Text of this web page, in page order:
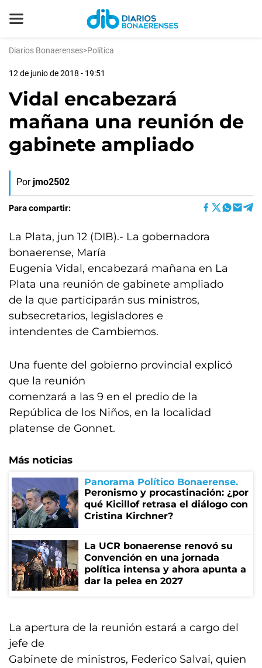
Diarios Bonaerenses>Política
12 de junio de 2018 - 19:51
Vidal encabezará
mañana una reunión de
gabinete ampliado
Por jmo2502
Para compartir:
La Plata, jun 12 (DIB).- La gobernadora
bonaerense, María
Eugenia Vidal, encabezará mañana en La
Plata una reunión de gabinete ampliado
de la que participarán sus ministros,
subsecretarios, legisladores e
intendentes de Cambiemos.
Una fuente del gobierno provincial explicó
que la reunión
comenzará a las 9 en el predio de la
República de los Niños, en la localidad
platense de Gonnet.
Más noticias
Panorama Político Bonaerense
Peronismo y procastinación: ¿por
qué Kicillof retrasa el diálogo con
Cristina Kirchner?
La UCR bonaerense renovó su
Convención en una jornada
política intensa y ahora apunta a
dar la pelea en 2027
La apertura de la reunión estará a cargo del
jefe de
Gabinete de ministros, Federico Salvai, quien